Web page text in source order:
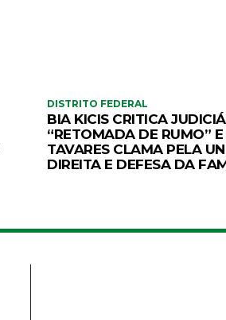
DISTRITO FEDERAL
BIA KICIS CRITICA
“RETOMADA DE RUMO”
TAVARES CLAMA PELA
DIREITA E DEFESA DA